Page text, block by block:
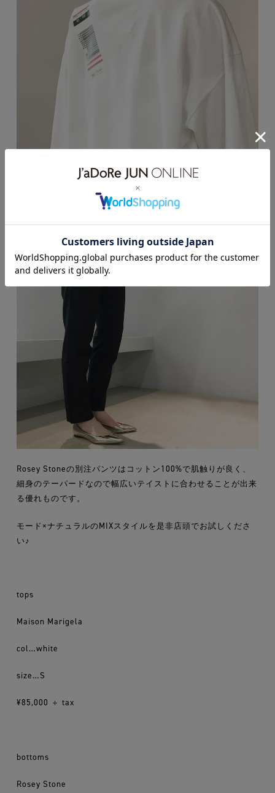
Rosey Stoneの別注パンツはコットン100%で肌触りが良く、
細身のテーパードなので幅広いテイストに合わせることが出来
る優れものです。
モード×ナチュラルのMIXスタイルを是非店頭でお試しくださ
い♪
tops
Maison Marigela
col…white
size…S
¥85,000 ＋ tax
bottoms
Rosey Stone